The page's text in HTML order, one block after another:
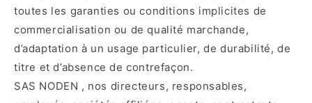
toutes les garanties ou conditions implicites de
commercialisation ou de qualité marchande,
d’adaptation à un usage particulier, de durabilité, de
titre et d’absence de contrefaçon.
SAS NODEN , nos directeurs, responsables,